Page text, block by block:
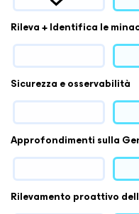
Rileva + Identifica le
Sicurezza e osservabilità
Approfondimenti sulla
Rilevamento proattivo